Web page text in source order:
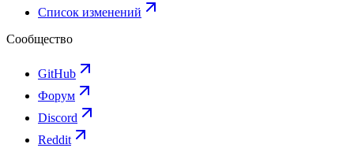
Список изменений
Сообщество
GitHub
Форум
Discord
Reddit